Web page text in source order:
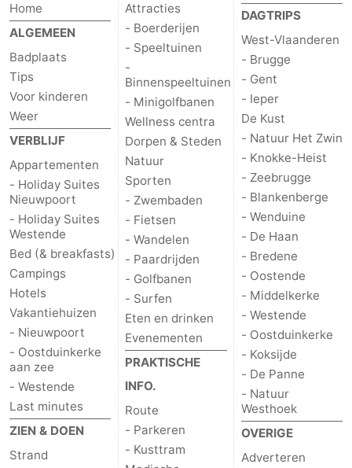
Home
ALGEMEEN
Badplaats
Tips
Voor kinderen
Weer
VERBLIJF
Appartementen
- Holiday Suites
Nieuwpoort
- Holiday Suites
Westende
Bed (& breakfasts)
Campings
Hotels
Vakantiehuizen
- Nieuwpoort
- Oostduinkerke
aan zee
- Westende
Last minutes
ZIEN & DOEN
Strand
Attracties
- Boerderijen
- Speeltuinen
-
Binnenspeeltuinen
- Minigolfbanen
Wellness centra
Dorpen & Steden
Natuur
Sporten
- Zwembaden
- Fietsen
- Wandelen
- Paardrijden
- Golfbanen
- Surfen
Eten en drinken
Evenementen
PRAKTISCHE
INFO.
Route
- Parkeren
- Kusttram
DAGTRIPS
West-Vlaanderen
- Brugge
- Gent
- Ieper
De Kust
- Natuur Het Zwin
- Knokke-Heist
- Zeebrugge
- Blankenberge
- Wenduine
- De Haan
- Bredene
- Oostende
- Middelkerke
- Westende
- Oostduinkerke
- Koksijde
- De Panne
- Natuur
Westhoek
OVERIGE
Adverteren